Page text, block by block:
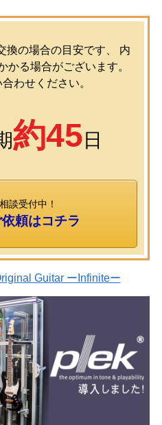
換の場合の目安です、 内
かる場合がございます。
わせください。
約45 日
談受付中！
頼はコチラ